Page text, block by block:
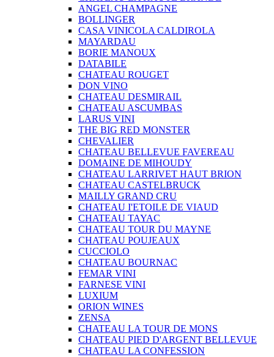
ANGEL CHAMPAGNE
BOLLINGER
CASA VINICOLA CALDIROLA
MAYARDAU
BORIE MANOUX
DATABILE
CHATEAU ROUGET
DON VINO
CHATEAU DESMIRAIL
CHATEAU ASCUMBAS
LARUS VINI
THE BIG RED MONSTER
CHEVALIER
CHATEAU BELLEVUE FAVEREAU
DOMAINE DE MIHOUDY
CHATEAU LARRIVET HAUT BRION
CHATEAU CASTELBRUCK
MAILLY GRAND CRU
CHATEAU I'ETOILE DE VIAUD
CHATEAU TAYAC
CHATEAU TOUR DU MAYNE
CHATEAU POUJEAUX
CUCCIOLO
CHATEAU BOURNAC
FEMAR VINI
FARNESE VINI
LUXIUM
ORION WINES
ZENSA
CHATEAU LA TOUR DE MONS
CHATEAU PIED D'ARGENT BELLEVUE
CHATEAU LA CONFESSION